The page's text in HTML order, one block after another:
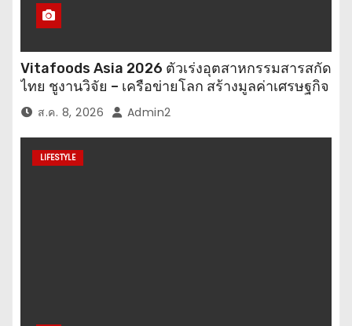
Vitafoods Asia 2026 ตัวเร่งอุตสาหกรรมสารสกัด
ไทย ชูงานวิจัย – เครือข่ายโลก สร้างมูลค่าเศรษฐกิจ
ใหม่ ขานรับตลาดโภชนาการสุขภาพโลกโตทะลุ
ล้านล้านดอลลาร์
ส.ค. 8, 2026 Admin2
LIFESTYLE